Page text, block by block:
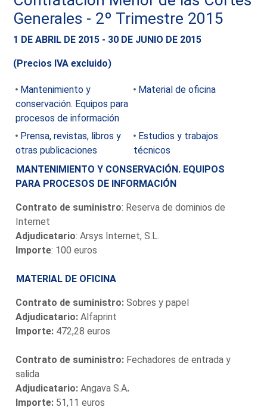
Generales - 2º Trimestre 2015
1 DE ABRIL DE 2015 - 30 DE JUNIO DE 2015
(Precios IVA excluido)
Mantenimiento y
conservación. Equipos para
procesos de información
Material de oficina
Prensa, revistas, libros y
otras publicaciones
Estudios y trabajos
técnicos
MANTENIMIENTO Y CONSERVACIÓN. EQUIPOS
PARA PROCESOS DE INFORMACIÓN
Contrato de suministro: Reserva de dominios de
Internet
Adjudicatario: Arsys Internet, S.L.
Importe: 100 euros
MATERIAL DE OFICINA
Contrato de suministro: Sobres y papel
Adjudicatario: Alfaprint
Importe: 472,28 euros
Contrato de suministro: Fechadores de entrada y
salida
Adjudicatario: Angava S.A.
Importe: 51,11 euros